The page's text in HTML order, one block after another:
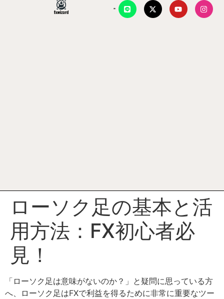
ローソク足の基本と活
用方法：FX初心者必
見！
「ローソク足は意味がないのか？」と疑問に思っている方
へ、ローソク足はFXで利益を得るために非常に重要なツー